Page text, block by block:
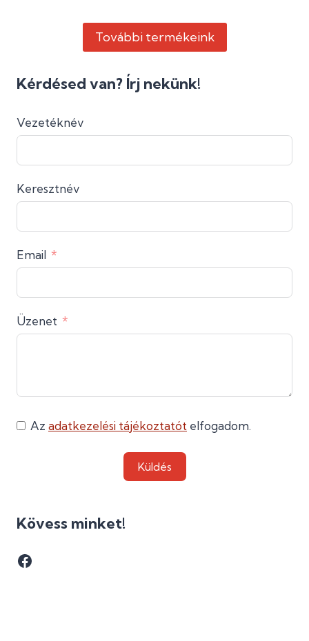
További termékeink
Kérdésed van? Írj nekünk!
Vezetéknév
Keresztnév
Email
Üzenet
Az adatkezelési tájékoztatót elfogadom.
Küldés
Kövess minket!
Facebook